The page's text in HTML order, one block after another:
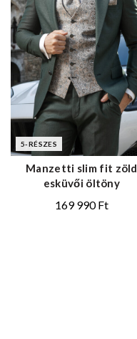
5-RÉSZES
Manzetti slim fit zöld
esküvői öltöny
169 990Ft